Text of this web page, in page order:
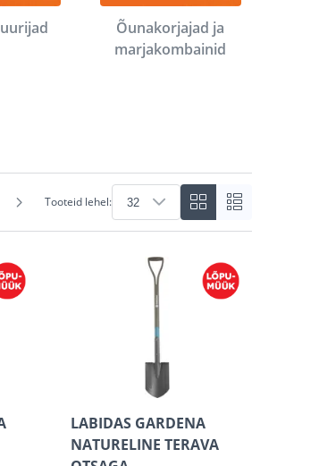
Õunakorjajad ja
marjakombainid
Tooteid lehel:
LABIDAS GARDENA
NATURELINE TERAVA